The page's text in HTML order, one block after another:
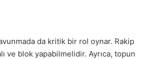
da kritik bir rol oynar. Rakip
ve blok yapabilmelidir. Ayrıca, topun